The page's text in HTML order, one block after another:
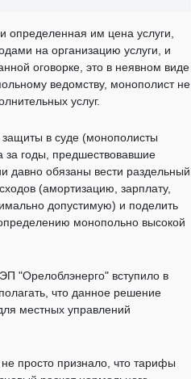
им цена услуги,
на организацию услуги, и
оговорке, это в неявном виде
ведомству, монополист не
услуг.
в суде (монополисты
за годы, предшествовавшие
давно обязаны вести раздельный
(амортизацию, зарплату,
допустимую) и поделить
монопольно высокой
"Орелоблэнерго" вступило в
что данное решение
местных управлений
просто признало, что тарифы